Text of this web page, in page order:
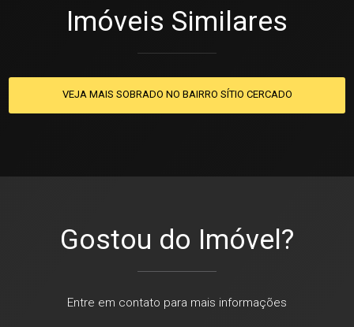
Imóveis Similares
VEJA MAIS SOBRADO NO BAIRRO SÍTIO CERCADO
Gostou do Imóvel?
Entre em contato para mais informações